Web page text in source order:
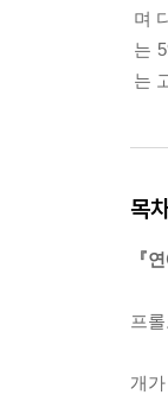
며
는
는
목
『
프
개